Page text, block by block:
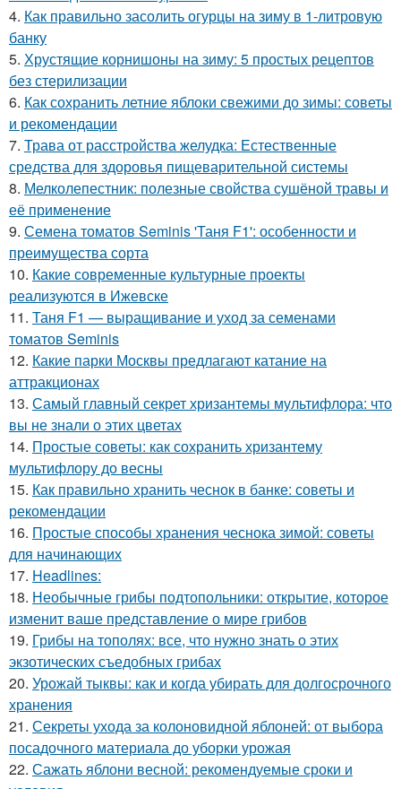
4. Как правильно засолить огурцы на зиму в 1-литровую
банку
5. Хрустящие корнишоны на зиму: 5 простых рецептов
без стерилизации
6. Как сохранить летние яблоки свежими до зимы: советы
и рекомендации
7. Трава от расстройства желудка: Естественные
средства для здоровья пищеварительной системы
8. Мелколепестник: полезные свойства сушёной травы и
её применение
9. Семена томатов Seminis 'Таня F1': особенности и
преимущества сорта
10. Какие современные культурные проекты
реализуются в Ижевске
11. Таня F1 — выращивание и уход за семенами
томатов Seminis
12. Какие парки Москвы предлагают катание на
аттракционах
13. Самый главный секрет хризантемы мультифлора: что
вы не знали о этих цветах
14. Простые советы: как сохранить хризантему
мультифлору до весны
15. Как правильно хранить чеснок в банке: советы и
рекомендации
16. Простые способы хранения чеснока зимой: советы
для начинающих
17. Headlines:
18. Необычные грибы подтопольники: открытие, которое
изменит ваше представление о мире грибов
19. Грибы на тополях: все, что нужно знать о этих
экзотических съедобных грибах
20. Урожай тыквы: как и когда убирать для долгосрочного
хранения
21. Секреты ухода за колоновидной яблоней: от выбора
посадочного материала до уборки урожая
22. Сажать яблони весной: рекомендуемые сроки и